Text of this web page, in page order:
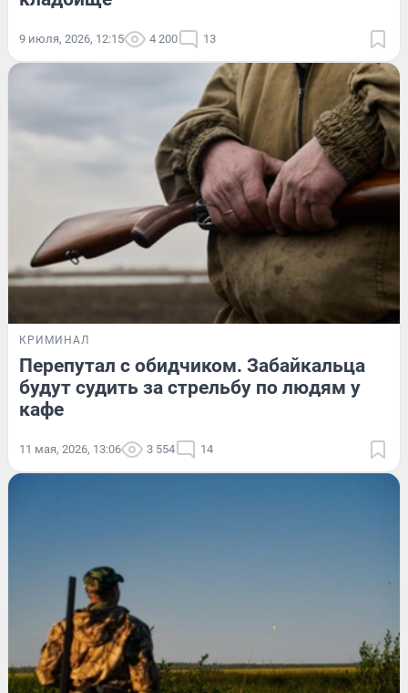
9 июля, 2026, 12:15 4 200 13
КРИМИНАЛ
Перепутал с обидчиком. Забайкальца
будут судить за стрельбу по людям у
кафе
11 мая, 2026, 13:06 3 554 14